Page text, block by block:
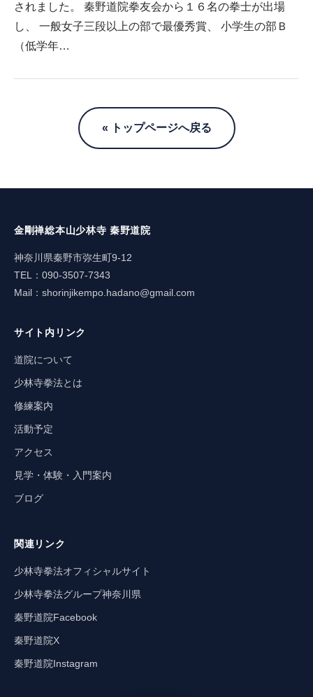
されました。 秦野道院拳友会から１６名の拳士が出場
し、 一般女子三段以上の部で最優秀賞、 小学生の部Ｂ
（低学年…
« トップページへ戻る
金剛禅総本山少林寺 秦野道院
神奈川県秦野市弥生町9-12
TEL：090-3507-7343
Mail： shorinjikempo.hadano@gmail.com
サイト内リンク
道院について
少林寺拳法とは
修練案内
活動予定
アクセス
見学・体験・入門案内
ブログ
関連リンク
少林寺拳法オフィシャルサイト
少林寺拳法グループ神奈川県
秦野道院Facebook
秦野道院X
秦野道院Instagram